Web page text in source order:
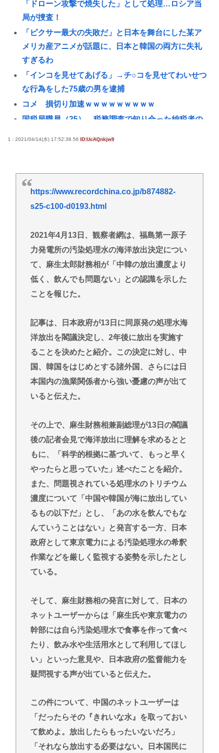
「ドローン攻撃で焼失した」として処理…ロシア当
局が捜査！
「ピクサー最大の失敗だ」と日本を舞台にした某ア
メリカ産アニメが話題に、日本と韓国の両方に失礼
すぎるわ
「インコを見せてあげる」→チ○コを見せてわいせつ
な行為をした75歳の男を逮捕
コメ 損切り加速ｗｗｗｗｗｗｗｗｗ
国税局職員（25）、税務調査で知り合った納税者の
【九州名物】鶏刺し食べた医師、全身麻痺へ…「死
んだほうが良い」
へずまりゅう、被災地で発熱。現地の医療リソース
【衝撃】ジャンポケ斉藤の被害女性「バウムクーヘ
ン売ったりTikTokライブしててムカついたから示談
しなかった」←コレってさ…
日産e-power、無給油で1980km走行しギネス記録を
達成、無駄な発電や送電ロスなくEVよりエコを証明
この映画は観なくていいって作品教えて
近場で「天の川」見れる場所教えて🥺
【徹底討論】ワイ(48)無職はこのまま逃げ切れるのか
Powered by livedoor 相互RSS
1 : 2021/04/14(水) 17:52:38.56 ID:UcAQnkjw9
https://www.recordchina.co.jp/b874882-
s25-c100-d0193.html
2021年4月13日、観察者網は、福島第一原子
力発電所の汚染処理水の海洋放出決定につい
て、麻生太郎財務相が「中韓の放出濃度より
低く、飲んでも問題ない」との認識を示した
ことを報じた。
記事は、日本政府が13日に同原発の処理水海
洋放出を閣議決定し、2年後に放出を実施す
ることを決めたと紹介。この決定に対し、中
国、韓国をはじめとする諸外国、さらには日
本国内の漁業関係者から強い憂慮の声が出て
いると伝えた。
その上で、麻生財務相兼副総理が13日の閣議
後の記者会見で海洋放出に理解を求めるとと
もに、「科学的根拠に基づいて、もっと早く
やったらと思っていた」述べたことを紹介。
また、問題視されている処理水のトリチウム
濃度について「中国や韓国が海に放出してい
るもの以下だ」とし、「あの水を飲んでもな
んていうことはない」と発言する一方、日本
政府として東京電力による汚染処理水の希釈
作業などを厳しく監視する姿勢を示したとし
ている。
そして、麻生財務相の発言に対して、日本の
ネットユーザーからは「麻生氏や東京電力の
幹部には自ら汚染処理水で食事を作って食べ
たり、飲み水や生活用水として利用してほし
い」といった意見や、日本政府の監督能力を
疑問視する声が出ていると伝えた。
この件について、中国のネットユーザーは
「だったらその『きれいな水』を取っておい
て飲めよ。放出したらもったいないだろ」
「それなら放出する必要はない。日本国民に